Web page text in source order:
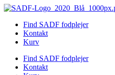
Videre
indholdFind SADF fodplejer
Kontakt
Kurv
Find SADF fodplejer
Kontakt